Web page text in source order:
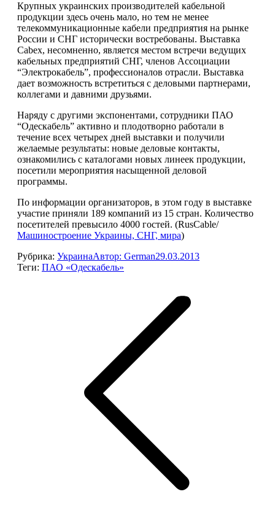
Крупных украинских производителей кабельной
продукции здесь очень мало, но тем не менее
телекоммуникационные кабели предприятия на рынке
России и СНГ исторически востребованы. Выставка
Cabex, несомненно, является местом встречи ведущих
кабельных предприятий СНГ, членов Ассоциации
“Электрокабель”, профессионалов отрасли. Выставка
дает возможность встретиться с деловыми партнерами,
коллегами и давними друзьями.
Наряду с другими экспонентами, сотрудники ПАО
“Одескабель” активно и плодотворно работали в
течение всех четырех дней выставки и получили
желаемые результаты: новые деловые контакты,
ознакомились с каталогами новых линеек продукции,
посетили мероприятия насыщенной деловой
программы.
По информации организаторов, в этом году в выставке
участие приняли 189 компаний из 15 стран. Количество
посетителей превысило 4000 гостей. (RusCable/
Машиностроение Украины, СНГ, мира)
Рубрика: УкраинаАвтор: German29.03.2013
Теги: ПАО «Одескабель»